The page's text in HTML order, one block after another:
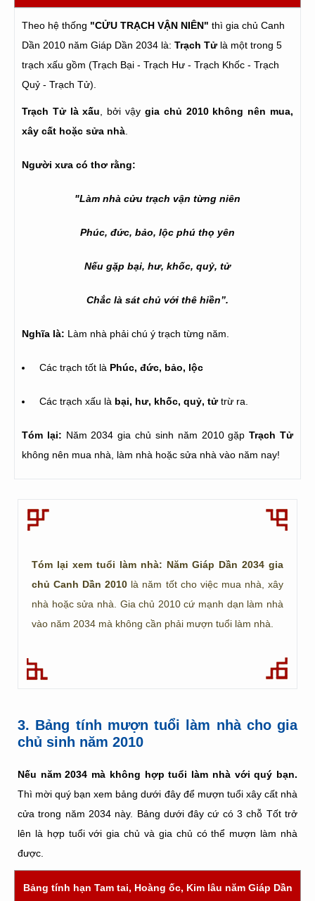
Theo hệ thống "CỬU TRẠCH VẬN NIÊN" thì gia chủ Canh
Dần 2010 năm Giáp Dần 2034 là: Trạch Tửlà một trong 5
trạch xấu gồm (Trạch Bại - Trạch Hư - Trạch Khốc - Trạch
Quỷ - Trạch Tử).
Trạch Tử là xấu , bởi vậy gia chủ 2010 không nên mua,
xây cất hoặc sửa nhà
Người xưa có thơ rằng:
"Làm nhà cửu trạch vận từng niên
Phúc, đức, bảo, lộc phú thọ yên
Nếu gặp bại, hư, khốc, quỷ, tử
Chắc là sát chủ với thê hiền”.
Nghĩa là: Làm nhà phải chú ý trạch từng năm.
Các trạch tốt là Phúc, đức, bảo, lộc
Các trạch xấu là bại, hư, khốc, quỷ, tửtrừ ra.
Tóm lại: Năm 2034 gia chủ sinh năm 2010 gặpTrạch Tử
không nên mua nhà, làm nhà hoặc sửa nhà vào năm nay!
Tóm lại xem tuổi làm nhà: Năm Giáp Dần 2034 gia
chủ Canh Dần 2010 là năm tốt cho việc mua nhà, xây
nhà hoặc sửa nhà. Gia chủ 2010 cứ mạnh dạn làm nhà
vào năm 2034 mà không cần phải mượn tuổi làm nhà.
3. Bảng tính mượn tuổi làm nhà cho gia
chủ sinh năm 2010
Nếu năm 2034 mà không hợp tuổi làm nhà với quý bạn.
Thì mời quý bạn xem bảng dưới đây để mượn tuổi xây cất nhà
cửa trong năm 2034 này. Bảng dưới đây cứ có 3 chỗ Tốt trở
lên là hợp tuổi với gia chủ và gia chủ có thể mượn làm nhà
được.
Bảng tính hạn Tam tai, Hoàng ốc, Kim lâu năm Giáp Dần